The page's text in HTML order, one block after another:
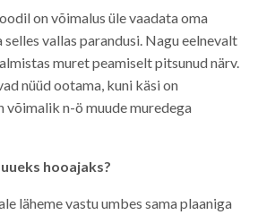
on võimalus üle vaadata oma
vallas parandusi. Nagu eelnevalt
muret peamiselt pitsunud närv.
nüüd ootama, kuni käsi on
võimalik n-ö muude muredega
hooajaks?
läheme vastu umbes sama plaaniga